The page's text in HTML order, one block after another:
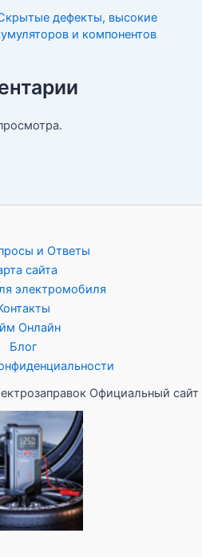
дефекты, высокие
и компонентов
и Ответы
сайта
электромобиля
Онлайн
Блог
Официальный сайт